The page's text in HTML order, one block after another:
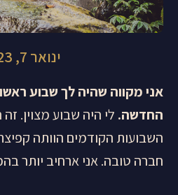
ינואר 7, 2023
אני מקווה שהיה לך שבוע
החדשה. לי היה שבוע מצוין.
השבועות הקודמים הוותה
חברה טובה. אני ארחיב יותר